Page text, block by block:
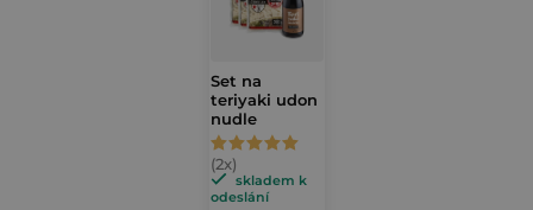
Set na
teriyaki udon
nudle
Průměrné
hodnocení
odeslání